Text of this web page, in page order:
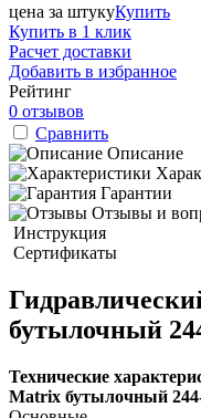
цена за штукуКупить
Купить в 1 клик
Расчет доставки
Добавить в избранное
Рейтинг
0 отзывов
Сравнить
Описание
Гарантии
Отзывы и
Инструкция
Сертификаты
бутылочный
Технические
Matrix бутылочный